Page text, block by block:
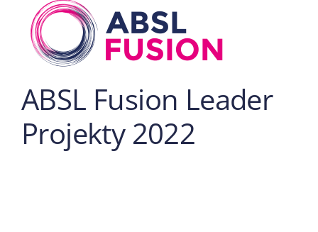
ABSL Fusion Leader
Projekty 2022